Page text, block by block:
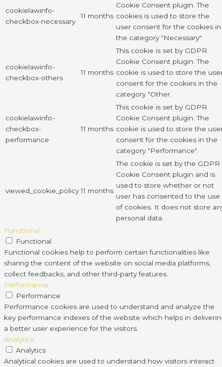
cookielawinfo-
checkbox-necessary
11 months
Cookie Consent plugin. The
cookies is used to store the
user consent for the cookies in
the category "Necessary".
cookielawinfo-
checkbox-others
11 months
This cookie is set by GDPR
Cookie Consent plugin. The
cookie is used to store the
consent for the cookies in the
category "Other.
cookielawinfo-
checkbox-
performance
11 months
This cookie is set by GDPR
Cookie Consent plugin. The
cookie is used to store the
consent for the cookies in the
category "Performance".
viewed_cookie_policy 11 months
The cookie is set by the GDPR
Cookie Consent plugin and is
used to store whether or not
user has consented to the use
of cookies. It does not store
personal data.
Functional
Functional
Functional cookies help to perform certain functionalities like
sharing the content of the website on social media platforms,
collect feedbacks, and other third-party features.
Performance
Performance
Performance cookies are used to understand and analyze the
key performance indexes of the website which helps in
a better user experience for the visitors.
Analytics
Analytics
Analytical cookies are used to understand how visitors interact